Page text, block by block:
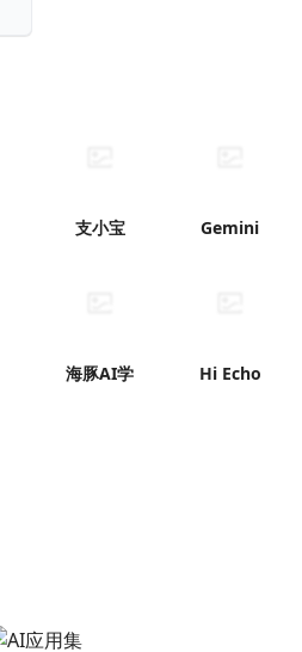
支小宝 Gemini
海豚AI学 Hi Echo